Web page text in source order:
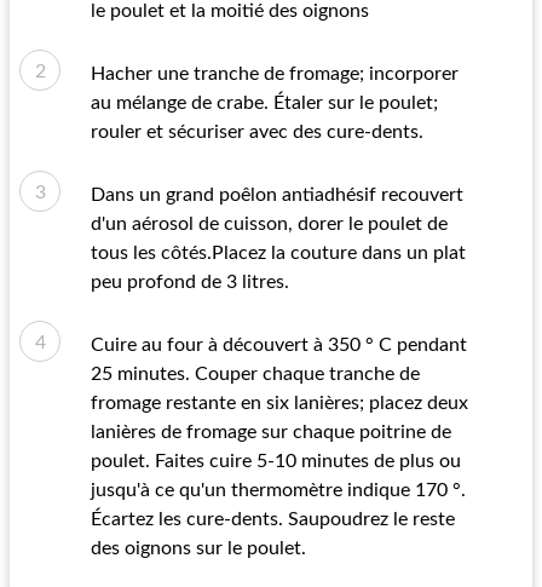
le poulet et la moitié des oignons
Hacher une tranche de fromage; incorporer
au mélange de crabe. Étaler sur le poulet;
rouler et sécuriser avec des cure-dents.
Dans un grand poêlon antiadhésif recouvert
d'un aérosol de cuisson, dorer le poulet de
tous les côtés.Placez la couture dans un plat
peu profond de 3 litres.
Cuire au four à découvert à 350 ° C pendant
25 minutes. Couper chaque tranche de
fromage restante en six lanières; placez deux
lanières de fromage sur chaque poitrine de
poulet. Faites cuire 5-10 minutes de plus ou
jusqu'à ce qu'un thermomètre indique 170 °.
Écartez les cure-dents. Saupoudrez le reste
des oignons sur le poulet.